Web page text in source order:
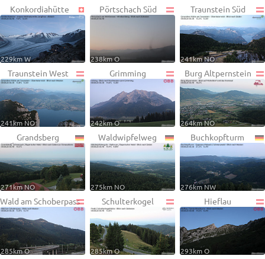
Konkordiahütte
229km W
Pörtschach Süd
238km O
Traunstein Süd
241km NO
Traunstein West
241km NO
Grimming
242km O
Burg Altpernstein
264km NO
Grandsberg
271km NO
Waldwipfelweg
275km NO
Buchkopfturm
276km NW
Wald am Schoberpass
285km O
Schulterkogel
285km O
Hieflau
293km O